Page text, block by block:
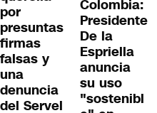
por
presuntas
firmas
falsas y
una
denuncia
del Servel
Colombia:
Presidente
De la
Espriella
anuncia
su uso
"sostenibl